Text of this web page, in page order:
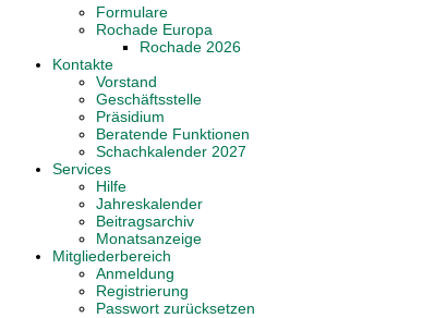
Formulare
Rochade Europa
Rochade 2026
Kontakte
Vorstand
Geschäftsstelle
Präsidium
Beratende Funktionen
Schachkalender 2027
Services
Hilfe
Jahreskalender
Beitragsarchiv
Monatsanzeige
Mitgliederbereich
Anmeldung
Registrierung
Passwort zurücksetzen